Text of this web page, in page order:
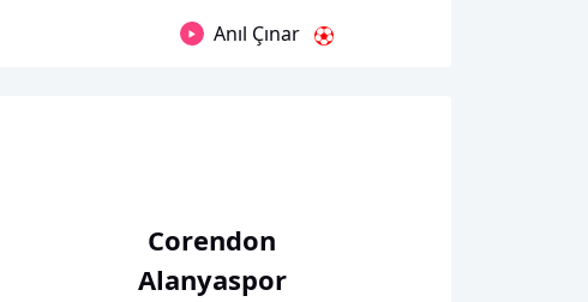
Anıl Çınar
Corendon
Alanyaspor